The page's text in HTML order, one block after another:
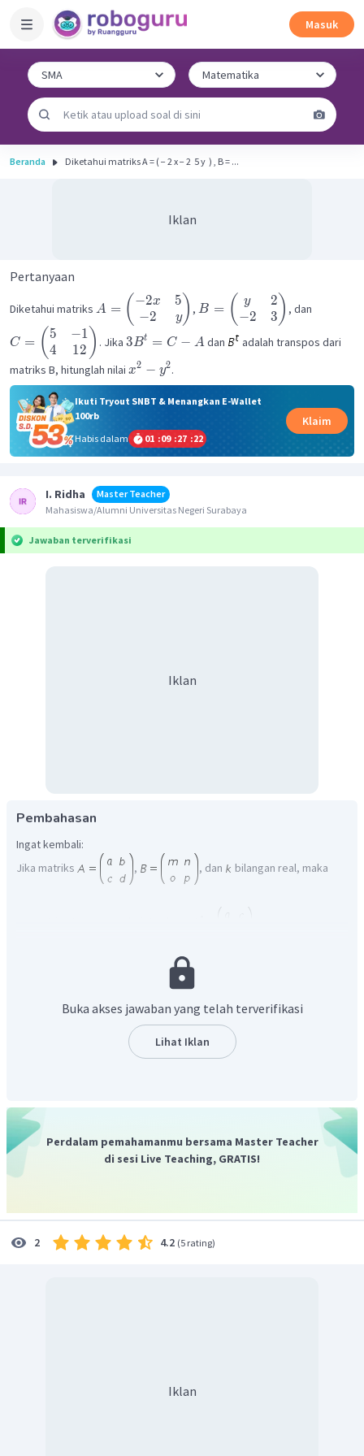
Masuk
Beranda Diketahui matriks A = ( − 2 x − 2 ​ 5 y ​ ) , B = ...
Iklan
Pertanyaan
Diketahui matriks A = ( −2x
−2
5
y),B = ( y
−2
2
3 ) , dan
C = ( 5
4
−1
12 ) . Jika 3Bt = C − Adan
adalah transpos dari
matriks B, hitunglah nilai x2 − y2.
Ikuti Tryout SNBT & Menangkan E-Wallet
100rb
Habis dalam
01 :09 :27 :22
Klaim
I. Ridha
Master Teacher
Mahasiswa/Alumni Universitas Negeri Surabaya
Jawaban terverifikasi
Iklan
Pembahasan
Ingat kembali:
Jika matriks
, , dan bilangan real, maka
, , , dan
sehingga diperoleh
Buka akses jawaban yang telah terverifikasi
Lihat Iklan
Perdalam pemahamanmu bersama Master Teacher
di sesi Live Teaching, GRATIS!
2 4.2 (5 rating)
Iklan